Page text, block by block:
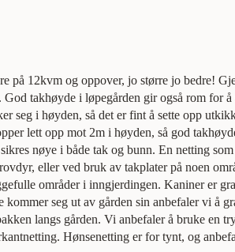
på 12kvm og oppover, jo større jo bedre!
God takhøyde i løpegården gir også rom for
seg i høyden, så det er fint å sette opp
lett opp mot 2m i høyden, så god
nøye i både tak og bunn. En netting
eller ved bruk av takplater på noen
områder i inngjerdingen. Kaniner er
kommer seg ut av gården sin anbefaler vi å
langs gården. Vi anbefaler å bruke en
Hønsenetting er for tynt, og